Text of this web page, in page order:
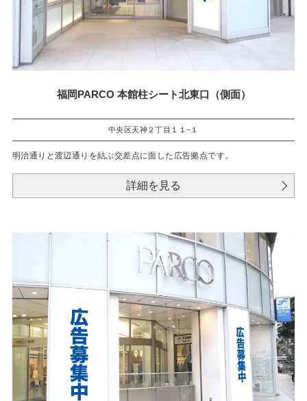
福岡PARCO 本館柱シート北東口（側面）
中央区天神２丁目１１−１
明治通りと渡辺通りを結ぶ交差点に面した広告拠点です。
詳細を見る